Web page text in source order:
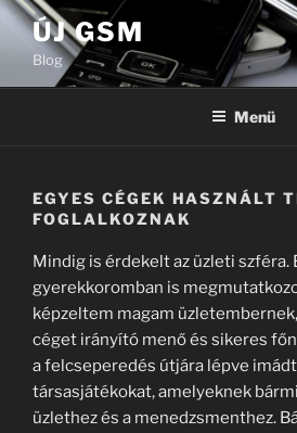
Tartalomhoz
ÚJ GSM
Blog
Menü
EGYES CÉGEK HASZNÁLT
FOGLALKOZNAK
Mindig is érdekelt az üzleti szféra.
gyerekkoromban is
képzeltem magam
céget irányító menő és sikeres
a felcseperedés útjára lépve
társasjátékokat, amelyeknek
üzlethez és a menedzsmenthez.